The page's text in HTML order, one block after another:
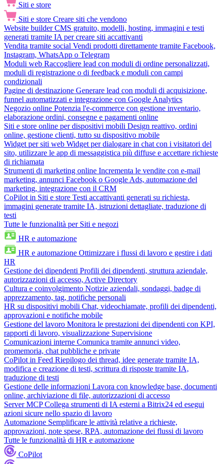
Siti e store
Siti e store Creare siti che vendono
Website builder CMS gratuito, modelli, hosting, immagini e testi
generati tramite IA per creare siti accattivanti
Vendita tramite social Vendi prodotti direttamente tramite Facebook,
Instagram, WhatsApp o Telegram
Moduli web Raccogliere lead con moduli di ordine personalizzati,
moduli di registrazione o di feedback e moduli con campi
condizionali
Pagine di destinazione Generare lead con moduli di acquisizione,
funnel automatizzati e integrazione con Google Analytics
Negozio online Potenzia l'e-commerce con gestione inventario,
elaborazione ordini, consegne e pagamenti online
Siti e store online per dispositivi mobili Design reattivo, ordini
online, gestione clienti, tutto su dispositivo mobile
Widget per siti web Widget per dialogare in chat con i visitatori del
sito, utilizzare le app di messaggistica più diffuse e accettare richieste
di richiamata
Strumenti di marketing online Incrementa le vendite con e-mail
marketing, annunci Facebook o Google Ads, automazione del
marketing, integrazione con il CRM
CoPilot in Siti e store Testi accattivanti generati su richiesta,
immagini generate tramite IA, istruzioni dettagliate, traduzione di
testi
Tutte le funzionalità per Siti e negozi
HR e automazione
HR e automazione Ottimizzare i flussi di lavoro e gestire i dati
HR
Gestione dei dipendenti Profili dei dipendenti, struttura aziendale,
autorizzazioni di accesso, Active Directory
Cultura e coinvolgimento Notizie aziendali, sondaggi, badge di
apprezzamento, tag, notifiche personali
HR su dispositivi mobili Chat, videochiamate, profili dei dipendenti,
approvazioni e notifiche mobile
Gestione del lavoro Monitora le prestazioni dei dipendenti con KPI,
rapporti di lavoro, visualizzazione Supervisione
Comunicazioni interne Comunica tramite annunci video,
promemoria, chat pubbliche e private
CoPilot in Feed Riepilogo dei thread, idee generate tramite IA,
modifica e creazione di testi, scrittura di risposte tramite IA,
traduzione di testi
Gestione delle informazioni Lavora con knowledge base, documenti
online, archiviazione di file, autorizzazioni di accesso
Server MCP Collega strumenti di IA esterni a Bitrix24 ed esegui
azioni sicure nello spazio di lavoro
Automazione Semplificare le attività relative a richieste,
approvazioni, note spese, RPA, automazione dei flussi di lavoro
Tutte le funzionalità di HR e automazione
CoPilot